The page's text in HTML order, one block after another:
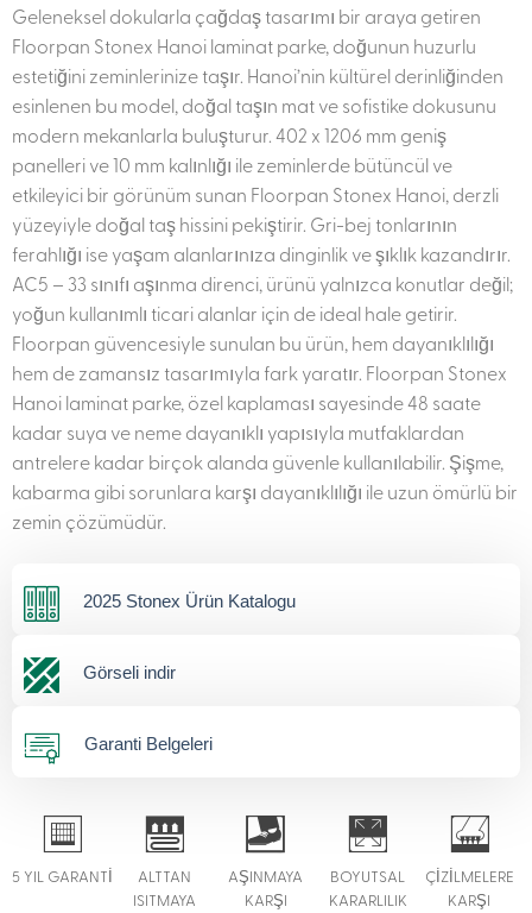
Geleneksel dokularla çağdaş tasarımı bir araya getiren
Floorpan Stonex Hanoi laminat parke, doğunun huzurlu
estetiğini zeminlerinize taşır. Hanoi’nin kültürel derinliğinden
esinlenen bu model, doğal taşın mat ve sofistike dokusunu
modern mekanlarla buluşturur. 402 x 1206 mm geniş
panelleri ve 10 mm kalınlığı ile zeminlerde bütüncül ve
etkileyici bir görünüm sunan Floorpan Stonex Hanoi, derzli
yüzeyiyle doğal taş hissini pekiştirir. Gri-bej tonlarının
ferahlığı ise yaşam alanlarınıza dinginlik ve şıklık kazandırır.
AC5 – 33 sınıfı aşınma direnci, ürünü yalnızca konutlar değil;
yoğun kullanımlı ticari alanlar için de ideal hale getirir.
Floorpan güvencesiyle sunulan bu ürün, hem dayanıklılığı
hem de zamansız tasarımıyla fark yaratır. Floorpan Stonex
Hanoi laminat parke, özel kaplaması sayesinde 48 saate
kadar suya ve neme dayanıklı yapısıyla mutfaklardan
antrelere kadar birçok alanda güvenle kullanılabilir. Şişme,
kabarma gibi sorunlara karşı dayanıklılığı ile uzun ömürlü bir
zemin çözümüdür.
2025 Stonex Ürün Katalogu
Görseli indir
Garanti Belgeleri
5 YIL GARANTİ
ALTTAN
ISITMAYA
AŞINMAYA
KARŞI
BOYUTSAL
KARARLILIK
ÇİZİLMELERE
KARŞI